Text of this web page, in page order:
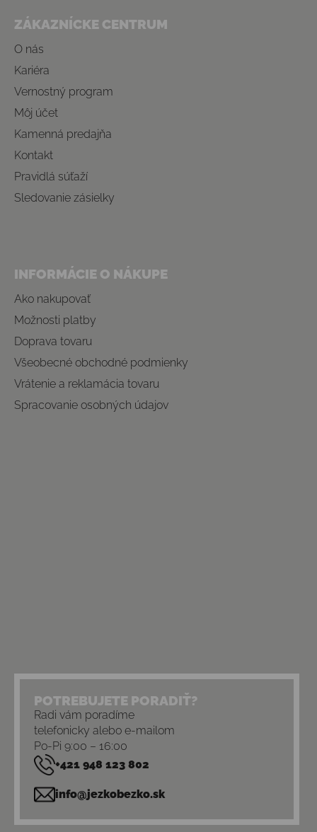
ZÁKAZNÍCKE CENTRUM
O nás
Kariéra
Vernostný program
Môj účet
Kamenná predajňa
Kontakt
Pravidlá súťaží
Sledovanie zásielky
INFORMÁCIE O NÁKUPE
Ako nakupovať
Možnosti platby
Doprava tovaru
Všeobecné obchodné podmienky
Vrátenie a reklamácia tovaru
Spracovanie osobných údajov
POTREBUJETE PORADIŤ?
Radi vám poradíme
telefonicky alebo e-mailom
Po-Pi 9:00 – 16:00
+421 948 123 802
info@jezkobezko.sk